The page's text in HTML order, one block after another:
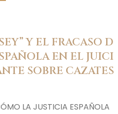
Y EL FRACASO D
EN EL JUICI
SOBRE CAZATES
LA JUSTICIA ESPAÑOLA